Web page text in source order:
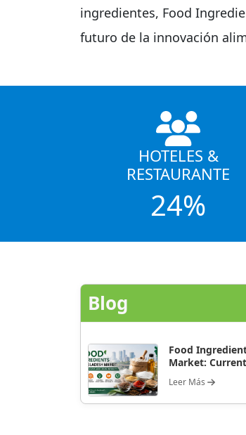
ingredientes, Food
futuro de la innovación
HOTELES &
RESTAURANTE
24%
Blog
Food
Market:
Leer Más